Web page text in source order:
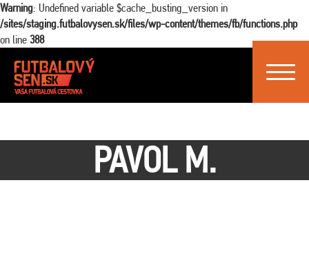
Warning: Undefined variable $cache_busting_version in
/sites/staging.futbalovysen.sk/files/wp-content/themes/fb/functions.php
on line 388
Toggle
PAVOL M.